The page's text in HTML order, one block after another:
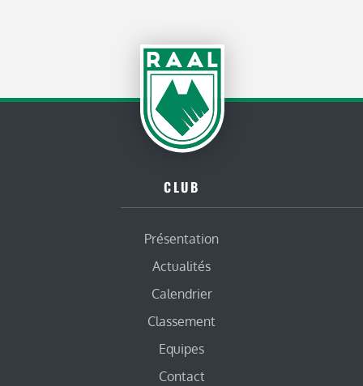
CLUB
Présentation
Actualités
Calendrier
Classement
Equipes
Contact